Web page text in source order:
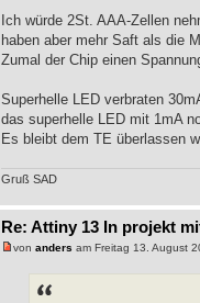
Ich würde 2St. AAA-Zellen
haben aber mehr Saft als die
Zumal der Chip einen
Superhelle LED verbraten
das superhelle LED mit 1mA
Es bleibt dem TE überlassen
Gruß SAD
Re: Attiny 13 In projekt
von anders am Freitag 13. August